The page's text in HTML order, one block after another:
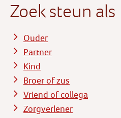
Zoek steun als
Ouder
Partner
Kind
Broer of zus
Vriend of collega
Zorgverlener